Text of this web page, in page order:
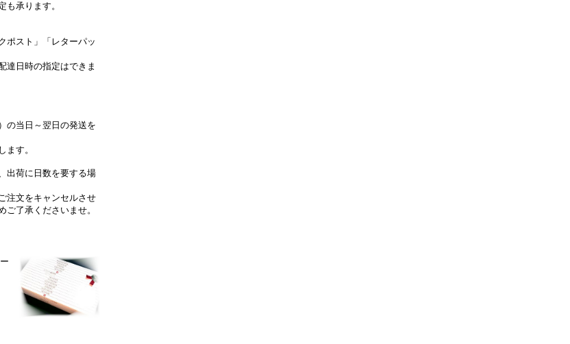
も承ります。
ポスト」「レターパッ
達日時の指定はできま
の当日～翌日の発送を
ます。
出荷に日数を要する場
注文をキャンセルさせ
了承くださいませ。